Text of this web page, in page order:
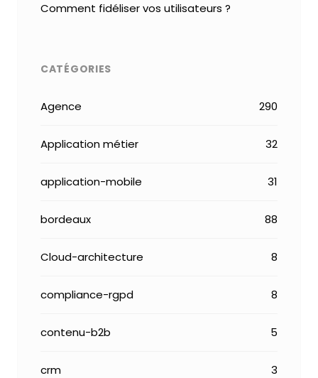
Comment fidéliser vos utilisateurs ?
CATÉGORIES
Agence 290
Application métier 32
application-mobile 31
bordeaux 88
Cloud-architecture 8
compliance-rgpd 8
contenu-b2b 5
crm 3